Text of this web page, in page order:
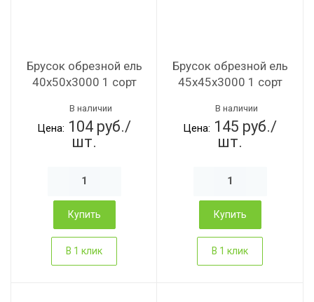
Брусок обрезной ель
40х50х3000 1 сорт
В наличии
Цена: 104 руб./
шт.
Купить
В 1 клик
Брусок обрезной ель
45х45х3000 1 сорт
В наличии
Цена: 145 руб./
шт.
Купить
В 1 клик